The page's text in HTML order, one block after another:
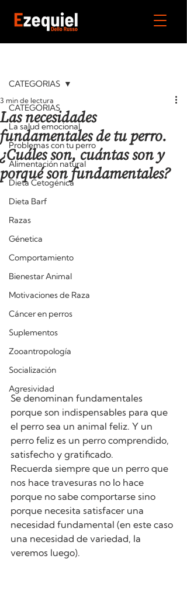
CATEGORIAS
La salud emocional
Problemas con tu perro
Alimentación natural
Dieta Cetogénica
Dieta Barf
Razas
Génetica
Comportamiento
Bienestar Animal
Motivaciones de Raza
Cáncer en perros
Suplementos
Zooantropología
Socialización
Agresividad
CATEGORIAS
Las necesidades
fundamentales de tu perro.
¿Cuáles son, cuántas son y
porqué son fundamentales?
3 min de lectura
Se denominan fundamentales
porque son indispensables para que
el perro sea un animal feliz. Y un
perro feliz es un perro comprendido,
satisfecho y gratificado.
Recuerda siempre que un perro que
nos hace travesuras no lo hace
porque no sabe comportarse sino
porque necesita satisfacer una
necesidad fundamental (en este caso
una necesidad de variedad, la
veremos luego).